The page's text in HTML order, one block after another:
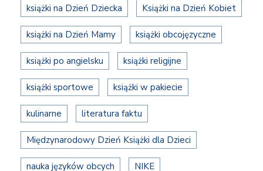
książki na Dzień Dziecka Książki na Dzień Kobiet
książki na Dzień Mamy książki obcojęzyczne
książki po angielsku książki religijne
książki sportowe książki w pakiecie
kulinarne literatura faktu
Międzynarodowy Dzień Książki dla Dzieci
nauka języków obcych NIKE